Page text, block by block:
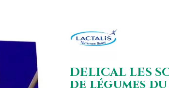
DELICAL LES
de légumes